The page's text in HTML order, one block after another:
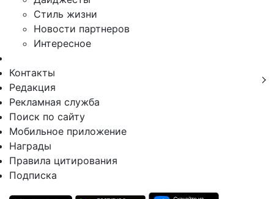
Стиль жизни
Новости партнеров
Интересное
Контакты
Редакция
Рекламная служба
Поиск по сайту
Мобильное приложение
Награды
Правила цитирования
Подписка